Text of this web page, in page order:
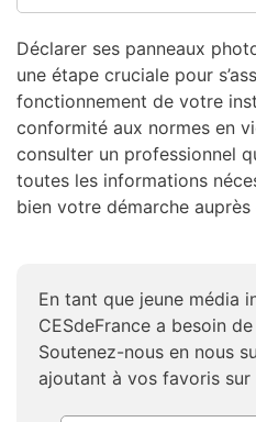
Déclarer ses panneaux
une étape cruciale pour
fonctionnement de votre
conformité aux normes en
consulter un professionnel
toutes les informations
bien votre démarche auprès
En tant que jeune média
CESdeFrance a besoin
Soutenez-nous en nous
ajoutant à vos favoris sur